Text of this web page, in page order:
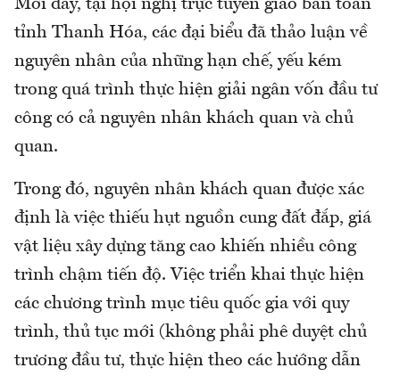
Mới đây, tại hội nghị trực tuyến giao ban toàn
tỉnh Thanh Hóa, các đại biểu đã thảo luận về
nguyên nhân của những hạn chế, yếu kém
trong quá trình thực hiện giải ngân vốn đầu tư
công có cả nguyên nhân khách quan và chủ
quan.
Trong đó, nguyên nhân khách quan được xác
định là việc thiếu hụt nguồn cung đất đắp, giá
vật liệu xây dựng tăng cao khiến nhiều công
trình chậm tiến độ. Việc triển khai thực hiện
các chương trình mục tiêu quốc gia với quy
trình, thủ tục mới (không phải phê duyệt chủ
trương đầu tư, thực hiện theo các hướng dẫn